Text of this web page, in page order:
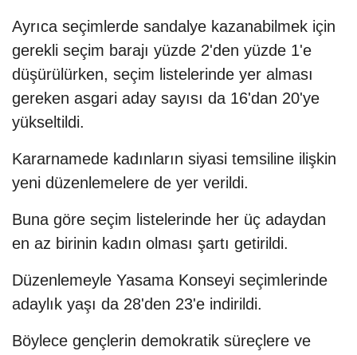
Ayrıca seçimlerde sandalye kazanabilmek için
gerekli seçim barajı yüzde 2'den yüzde 1'e
düşürülürken, seçim listelerinde yer alması
gereken asgari aday sayısı da 16'dan 20'ye
yükseltildi.
Kararnamede kadınların siyasi temsiline ilişkin
yeni düzenlemelere de yer verildi.
Buna göre seçim listelerinde her üç adaydan
en az birinin kadın olması şartı getirildi.
Düzenlemeyle Yasama Konseyi seçimlerinde
adaylık yaşı da 28'den 23'e indirildi.
Böylece gençlerin demokratik süreçlere ve